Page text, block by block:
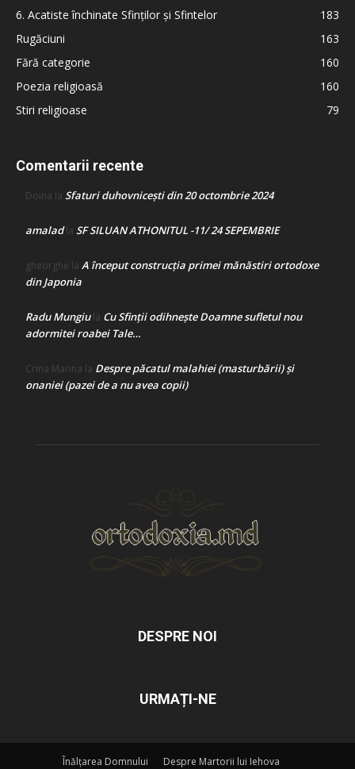
6. Acatiste închinate Sfinților și Sfintelor
183
Rugăciuni
163
Fără categorie
160
Poezia religioasă
160
Stiri religioase
79
Comentarii recente
Doina la Sfaturi duhovnicești din 20 octombrie 2024
amaladla SF SILUAN ATHONITUL -11/ 24 SEPEMBRIE
gheorghe la A început construcţia primei mănăstiri ortodoxe
din Japonia
Radu Mungiula Cu Sfinții odihnește Doamne sufletul nou
adormitei roabei Tale…
Crina Marina la Despre păcatul malahiei (masturbării) şi
onaniei (pazei de a nu avea copii)
DESPRE NOI
URMAȚI-NE
Înălțarea Domnului Despre Martorii lui Iehova